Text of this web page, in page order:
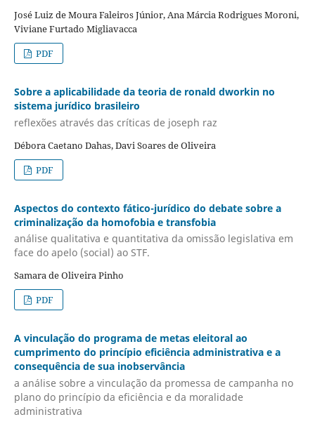
José Luiz de Moura Faleiros Júnior, Ana Márcia Rodrigues Moroni,
Viviane Furtado Migliavacca
PDF
Sobre a aplicabilidade da teoria de ronald dworkin no
sistema jurídico brasileiro
reflexões através das críticas de joseph raz
Débora Caetano Dahas, Davi Soares de Oliveira
PDF
Aspectos do contexto fático-jurídico do debate sobre a
criminalização da homofobia e transfobia
análise qualitativa e quantitativa da omissão legislativa em
face do apelo (social) ao STF.
Samara de Oliveira Pinho
PDF
A vinculação do programa de metas eleitoral ao
cumprimento do princípio eficiência administrativa e a
consequência de sua inobservância
a análise sobre a vinculação da promessa de campanha no
plano do princípio da eficiência e da moralidade
administrativa